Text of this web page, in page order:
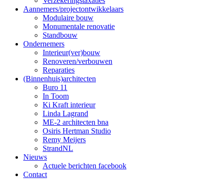
Aannemers/projectontwikkelaars
Modulaire bouw
Monumentale renovatie
Standbouw
Ondernemers
Interieur(ver)bouw
Renoveren/verbouwen
Reparaties
(Binnenhuis)architecten
Buro 11
In Toom
Ki Kraft interieur
Linda Lagrand
ME-2 architecten bna
Osiris Hertman Studio
Remy Meijers
StrandNL
Nieuws
Actuele berichten facebook
Contact